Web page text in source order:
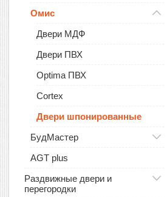
Омис
Двери МДФ
Двери ПВХ
Optima ПВХ
Cortex
Двери шпонированные
БудМастер
AGT plus
Раздвижные двери и
перегородки